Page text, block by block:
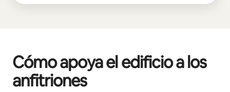
Cómo apoya el edificio a los
anfitriones